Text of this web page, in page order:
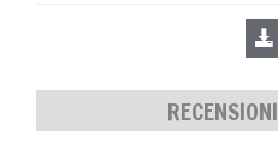
RECENSIONI